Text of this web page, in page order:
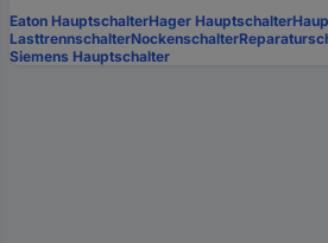
Eaton HauptschalterHager Hauptschalter
LasttrennschalterNockenschalter
Siemens Hauptschalter